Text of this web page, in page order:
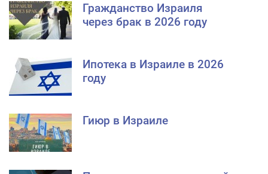
Гражданство Израиля
через брак в 2026 году
Ипотека в Израиле в 2026
году
Гиюр в Израиле